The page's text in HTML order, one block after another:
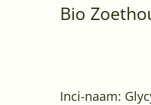
Bio
Inci-naam: